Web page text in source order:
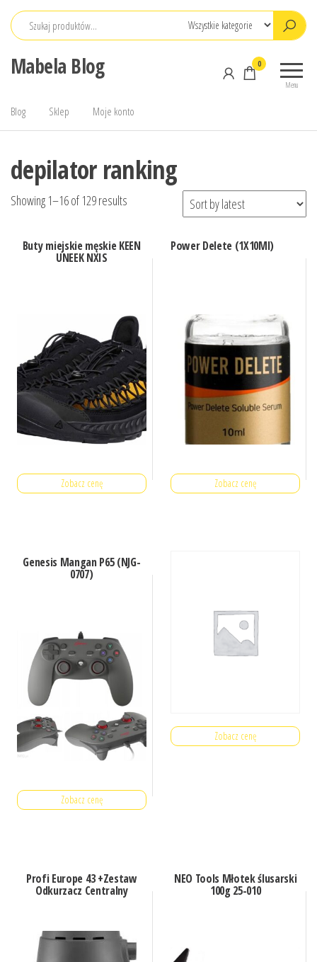
Przejdź
Mabela Blog
Menu
0
Blog Sklep Moje konto
depilator ranking
Showing 1–16 of 129 results
Buty miejskie męskie KEEN
UNEEK NXIS
Zobacz cenę
Power Delete (1X10Ml)
Zobacz cenę
Genesis Mangan P65 (NJG-
0707)
Zobacz cenę
Zobacz cenę
Profi Europe 43 +Zestaw
Odkurzacz Centralny
NEO Tools Młotek ślusarski
100g 25-010